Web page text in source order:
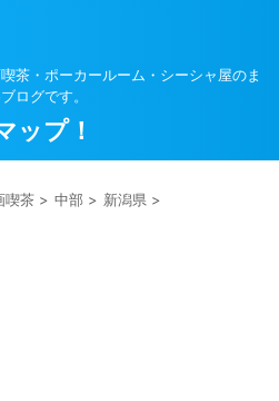
茶・ポーカールーム・シーシャ屋のま
ログです。
ップ！
喫茶 > 中部 > 新潟県 >